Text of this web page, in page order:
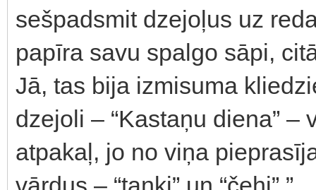
sešpadsmit dzejoļus uz
papīra savu spalgo sāpi,
Jā, tas bija izmisuma
dzejoli – “Kastaņu diena”
atpakaļ, jo no viņa